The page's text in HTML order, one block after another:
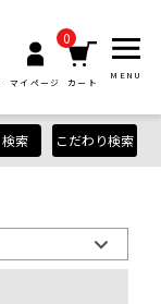
マイページ
0
カート
MENU
検索 こだわり検索